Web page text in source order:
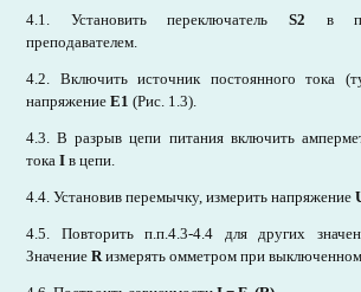
4.1. Установить переключатель S2 в
преподавателем.
4.2. Включить источник постоянного тока
напряжение Е1 (Рис. 1.3).
4.3. В разрыв цепи питания включить
тока I в цепи.
4.4. Установив перемычку, измерить напряжение
4.5. Повторить п.п.4.3-4.4 для других
Значение R измерять омметром при